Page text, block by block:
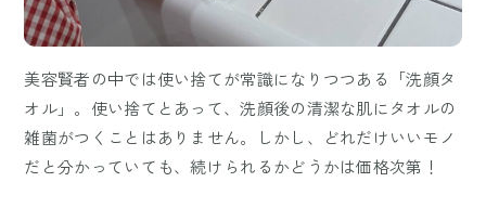
美容賢者の中では使い捨てが常識になりつつある「洗顔タ
オル」。使い捨てとあって、洗顔後の清潔な肌にタオルの
雑菌がつくことはありません。しかし、どれだけいいモノ
だと分かっていても、続けられるかどうかは価格次第！